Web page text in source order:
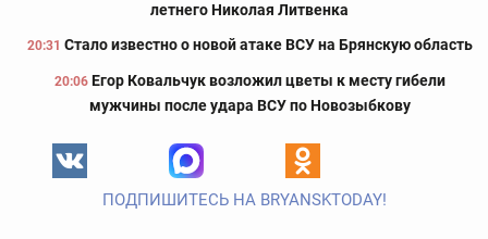
летнего Николая Литвенка
20:31 Стало известно о новой атаке ВСУ на Брянскую область
20:06 Егор Ковальчук возложил цветы к месту гибели
мужчины после удара ВСУ по Новозыбкову
ПОДПИШИТЕСЬ НА BRYANSKTODAY!